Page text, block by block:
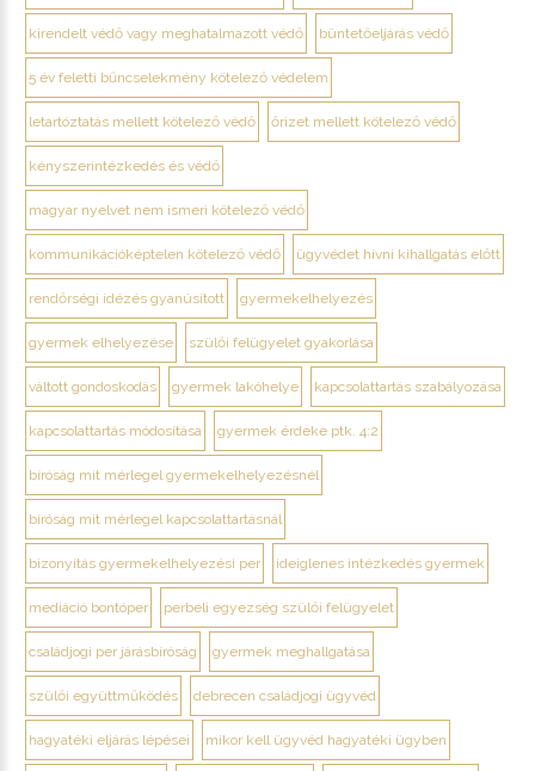
kirendelt védő vagy meghatalmazott védő büntetőeljárás védő
5 év feletti bűncselekmény kötelező védelem
letartóztatás mellett kötelező védő őrizet mellett kötelező védő
kényszerintézkedés és védő
magyar nyelvet nem ismeri kötelező védő
kommunikációképtelen kötelező védő ügyvédet hívni kihallgatás előtt
rendőrségi idézés gyanúsított gyermekelhelyezés
gyermek elhelyezése szülői felügyelet gyakorlása
váltott gondoskodás gyermek lakóhelye kapcsolattartás szabályozása
kapcsolattartás módosítása gyermek érdeke ptk. 4:2
bíróság mit mérlegel gyermekelhelyezésnél
bíróság mit mérlegel kapcsolattartásnál
bizonyítás gyermekelhelyezési per ideiglenes intézkedés gyermek
mediáció bontóper perbeli egyezség szülői felügyelet
családjogi per járásbíróság gyermek meghallgatása
szülői együttműködés debrecen családjogi ügyvéd
hagyatéki eljárás lépései mikor kell ügyvéd hagyatéki ügyben